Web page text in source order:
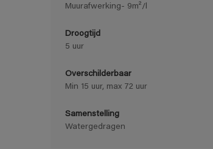
Muurafwerking- 9m²/l
Droogtijd
5 uur
Overschilderbaar
Min 15 uur, max 72 uur
Samenstelling
Watergedragen